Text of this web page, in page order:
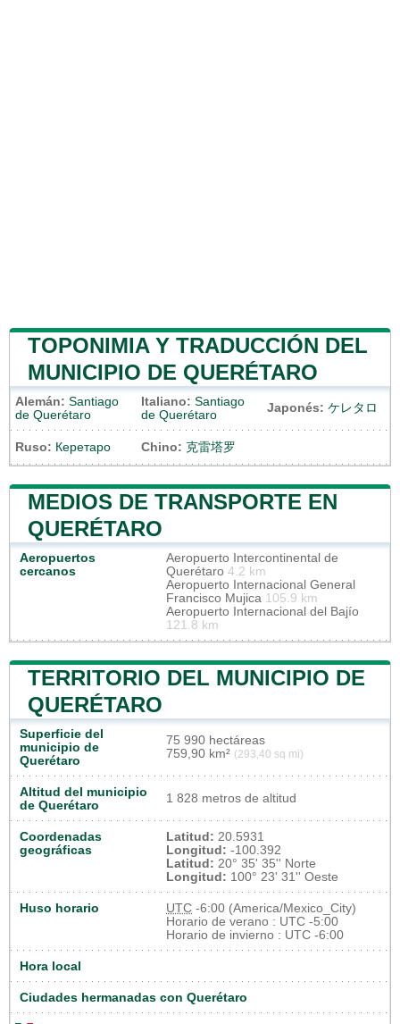
TOPONIMIA Y TRADUCCIÓN DEL
MUNICIPIO DE QUERÉTARO
Alemán: Santiago
de Querétaro
Italiano: Santiago
de Querétaro
Japonés: ケレタロ
Ruso: Керетаро Chino: 克雷塔罗
MEDIOS DE TRANSPORTE EN
QUERÉTARO
Aeropuertos
cercanos
Aeropuerto Intercontinental de
Querétaro 4.2 km
Aeropuerto Internacional General
Francisco Mujica 105.9 km
Aeropuerto Internacional del Bajío
121.8 km
TERRITORIO DEL MUNICIPIO DE
QUERÉTARO
Superficie del
municipio de
Querétaro
75 990 hectáreas
759,90 km² (293,40 sq mi)
Altitud del municipio
de Querétaro
1 828 metros de altitud
Coordenadas
geográficas
Latitud: 20.5931
Longitud: -100.392
Latitud: 20° 35' 35'' Norte
Longitud: 100° 23' 31'' Oeste
Huso horario UTC -6:00 (America/Mexico_City)
Horario de verano : UTC -5:00
Horario de invierno : UTC -6:00
Hora local
Ciudades hermanadas con Querétaro